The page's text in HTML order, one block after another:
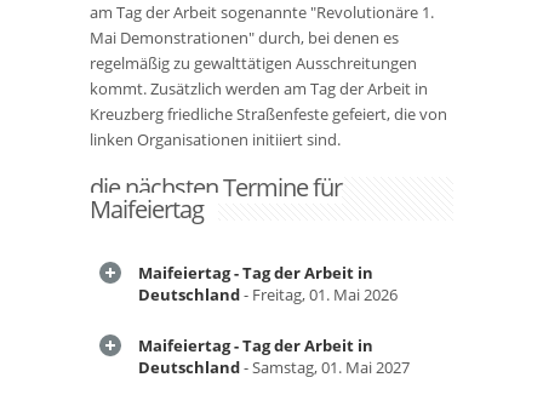
am Tag der Arbeit sogenannte "Revolutionäre 1.
Mai Demonstrationen" durch, bei denen es
regelmäßig zu gewalttätigen Ausschreitungen
kommt. Zusätzlich werden am Tag der Arbeit in
Kreuzberg friedliche Straßenfeste gefeiert, die von
linken Organisationen initiiert sind.
die nächsten Termine für
Maifeiertag
Maifeiertag - Tag der Arbeit in
Deutschland- Freitag, 01. Mai 2026
Maifeiertag - Tag der Arbeit in
Deutschland- Samstag, 01. Mai 2027